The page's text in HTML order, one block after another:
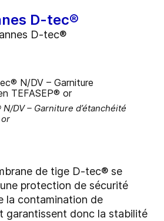
D-tec®
D-tec®
DV – Garniture d’étanchéité
de tige D-tec® se
protection de sécurité
la contamination de
garantissent donc la stabilité